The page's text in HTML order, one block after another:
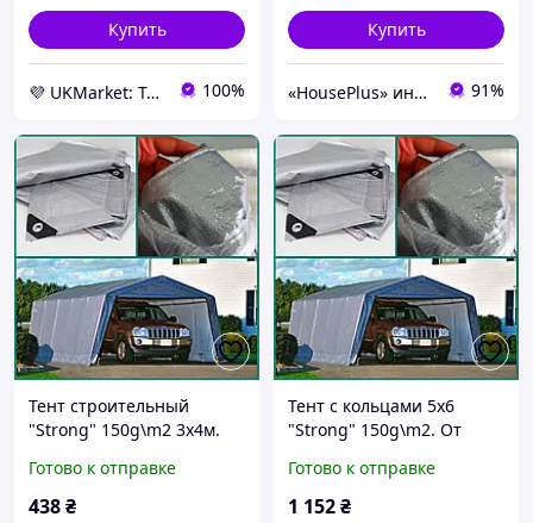
Купить
💜 UKMarket: Товары для дома и сада: тенты, шторы, мягкие окна, мебель. Товары для спорта. Техника 100%
Купить
«HousePlus» интернет-магазин товаров для туризма 91%
Тент строительный
"Strong" 150g\m2 3х4м.
ламинированный с
кольцами. Полог.
Готово к отправке
438₴
Тент с кольцами 5х6
"Strong" 150g\m2. От
ламинированный для
сена. Полог.
Готово к отправке
1 152₴